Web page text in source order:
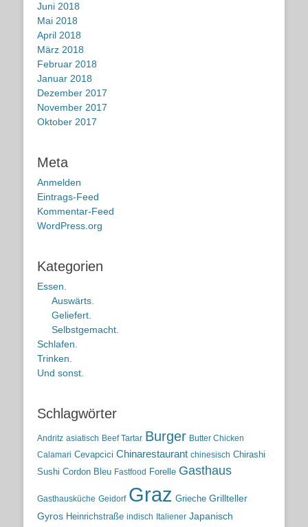
Juni 2018
Mai 2018
April 2018
März 2018
Februar 2018
Januar 2018
Dezember 2017
November 2017
Oktober 2017
Meta
Anmelden
Eintrags-Feed
Kommentar-Feed
WordPress.org
Kategorien
Essen.
Auswärts.
Geliefert.
Selbstgemacht.
Schlafen.
Trinken.
Und sonst.
Schlagwörter
Andritz asiatisch Beef Tartar Burger Butter Chicken
Calamari Cevapcici Chinarestaurant chinesisch Chirashi
Sushi Cordon Bleu Fastfood Forelle Gasthaus
Gasthausküche Geidorf Graz Grieche Grillteller
Gyros Heinrichstraße indisch Italiener Japanisch